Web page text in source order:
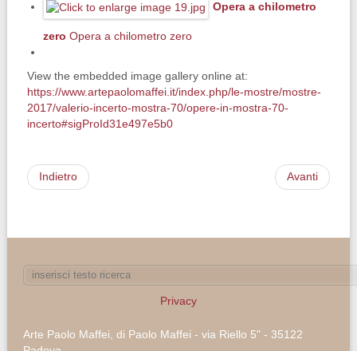
Opera a chilometro
zero Opera a chilometro zero
View the embedded image gallery online at:
https://www.artepaolomaffei.it/index.php/le-mostre/mostre-
2017/valerio-incerto-mostra-70/opere-in-mostra-70-
incerto#sigProId31e497e5b0
Indietro Avanti
Privacy
Arte Paolo Maffei, di Paolo Maffei - via Riello 5" - 35122